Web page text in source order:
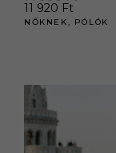
11 920 Ft
NŐKNEK, PÓLÓK